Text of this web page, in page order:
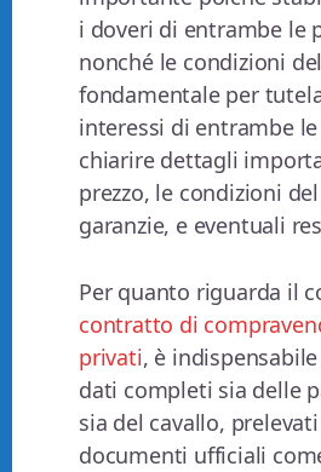
i doveri di entrambe le
nonché le condizioni
fondamentale per
interessi di entrambe
chiarire dettagli
prezzo, le condizioni
garanzie, e eventuali
Per quanto riguarda il
contratto di
privati, è
dati completi sia delle
sia del cavallo,
documenti ufficiali